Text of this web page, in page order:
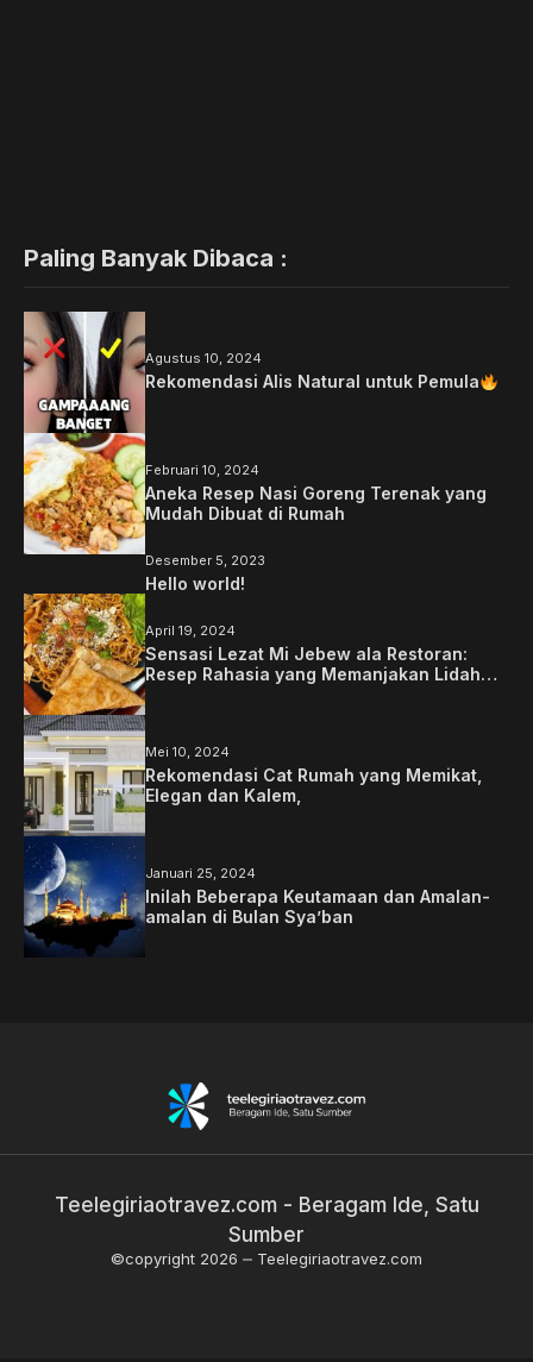
Paling Banyak Dibaca :
Agustus 10, 2024
Rekomendasi Alis Natural untuk Pemula
Februari 10, 2024
Aneka Resep Nasi Goreng Terenak yang
Mudah Dibuat di Rumah
Desember 5, 2023
Hello world!
April 19, 2024
Sensasi Lezat Mi Jebew ala Restoran:
Resep Rahasia yang Memanjakan Lidah
Mei 10, 2024
Rekomendasi Cat Rumah yang Memikat,
Elegan dan Kalem,
Januari 25, 2024
Inilah Beberapa Keutamaan dan Amalan-
amalan di Bulan Sya’ban
Teelegiriaotravez.com - Beragam Ide, Satu
Sumber
©copyright 2026 Teelegiriaotravez.com